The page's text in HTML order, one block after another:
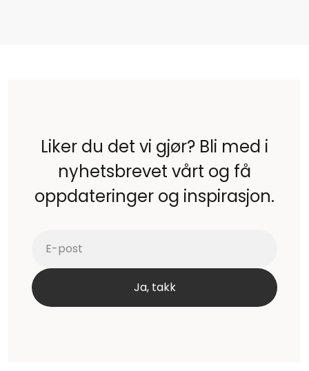
Liker du det vi gjør? Bli med i
nyhetsbrevet vårt og få
oppdateringer og inspirasjon.